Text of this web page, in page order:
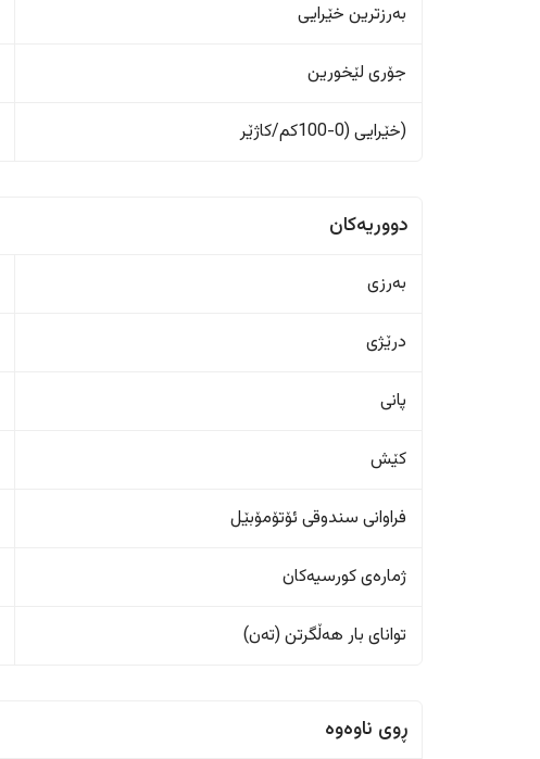
بەرزترین خێرایی
جۆری لێخورین
(خێرایی (0-100کم/کاژێر
دووریەکان
بەرزی
درێژی
پانی
کێش
فراوانی سندوقی ئۆتۆمۆبێل
ژمارەی کورسیەکان
تواناى بار هەڵگرتن (تەن)
ڕوی ناوەوە